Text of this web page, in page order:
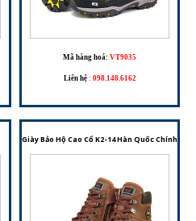
Mã hàng hoá: VT9035
Liên hệ : 098.148.6162
Giày Bảo Hộ Cao Cổ K2-14 Hàn Quốc Chính